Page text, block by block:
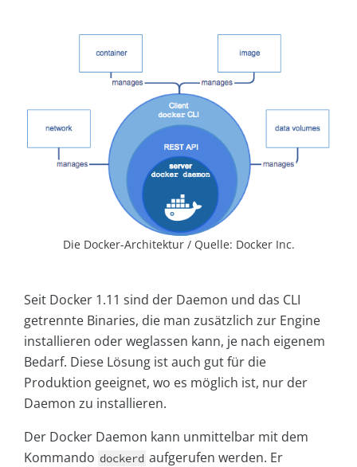
Die Docker-Architektur / Quelle: Docker Inc.
Seit Docker 1.11 sind der Daemon und das CLI
getrennte Binaries, die man zusätzlich zur Engine
installieren oder weglassen kann, je nach eigenem
Bedarf. Diese Lösung ist auch gut für die
Produktion geeignet, wo es möglich ist, nur der
Daemon zu installieren.
Der Docker Daemon kann unmittelbar mit dem
Kommando dockerd aufgerufen werden. Er